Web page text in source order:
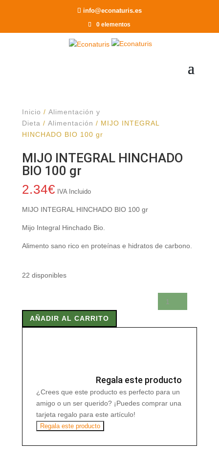
info@econaturis.es
0 elementos
Inicio / Alimentación y
Dieta / Alimentación / MIJO INTEGRAL
HINCHADO BIO 100 gr
MIJO INTEGRAL HINCHADO
BIO 100 gr
2.34€ IVA Incluido
MIJO INTEGRAL HINCHADO BIO 100 gr
Mijo Integral Hinchado Bio.
Alimento sano rico en proteínas e hidratos de carbono.
22 disponibles
INTEGRAL
HINCHADO
AÑADIR AL CARRITO
Regala este producto
¿Crees que este producto es perfecto para un
amigo o un ser querido? ¡Puedes comprar una
tarjeta regalo para este artículo!
Regala este producto